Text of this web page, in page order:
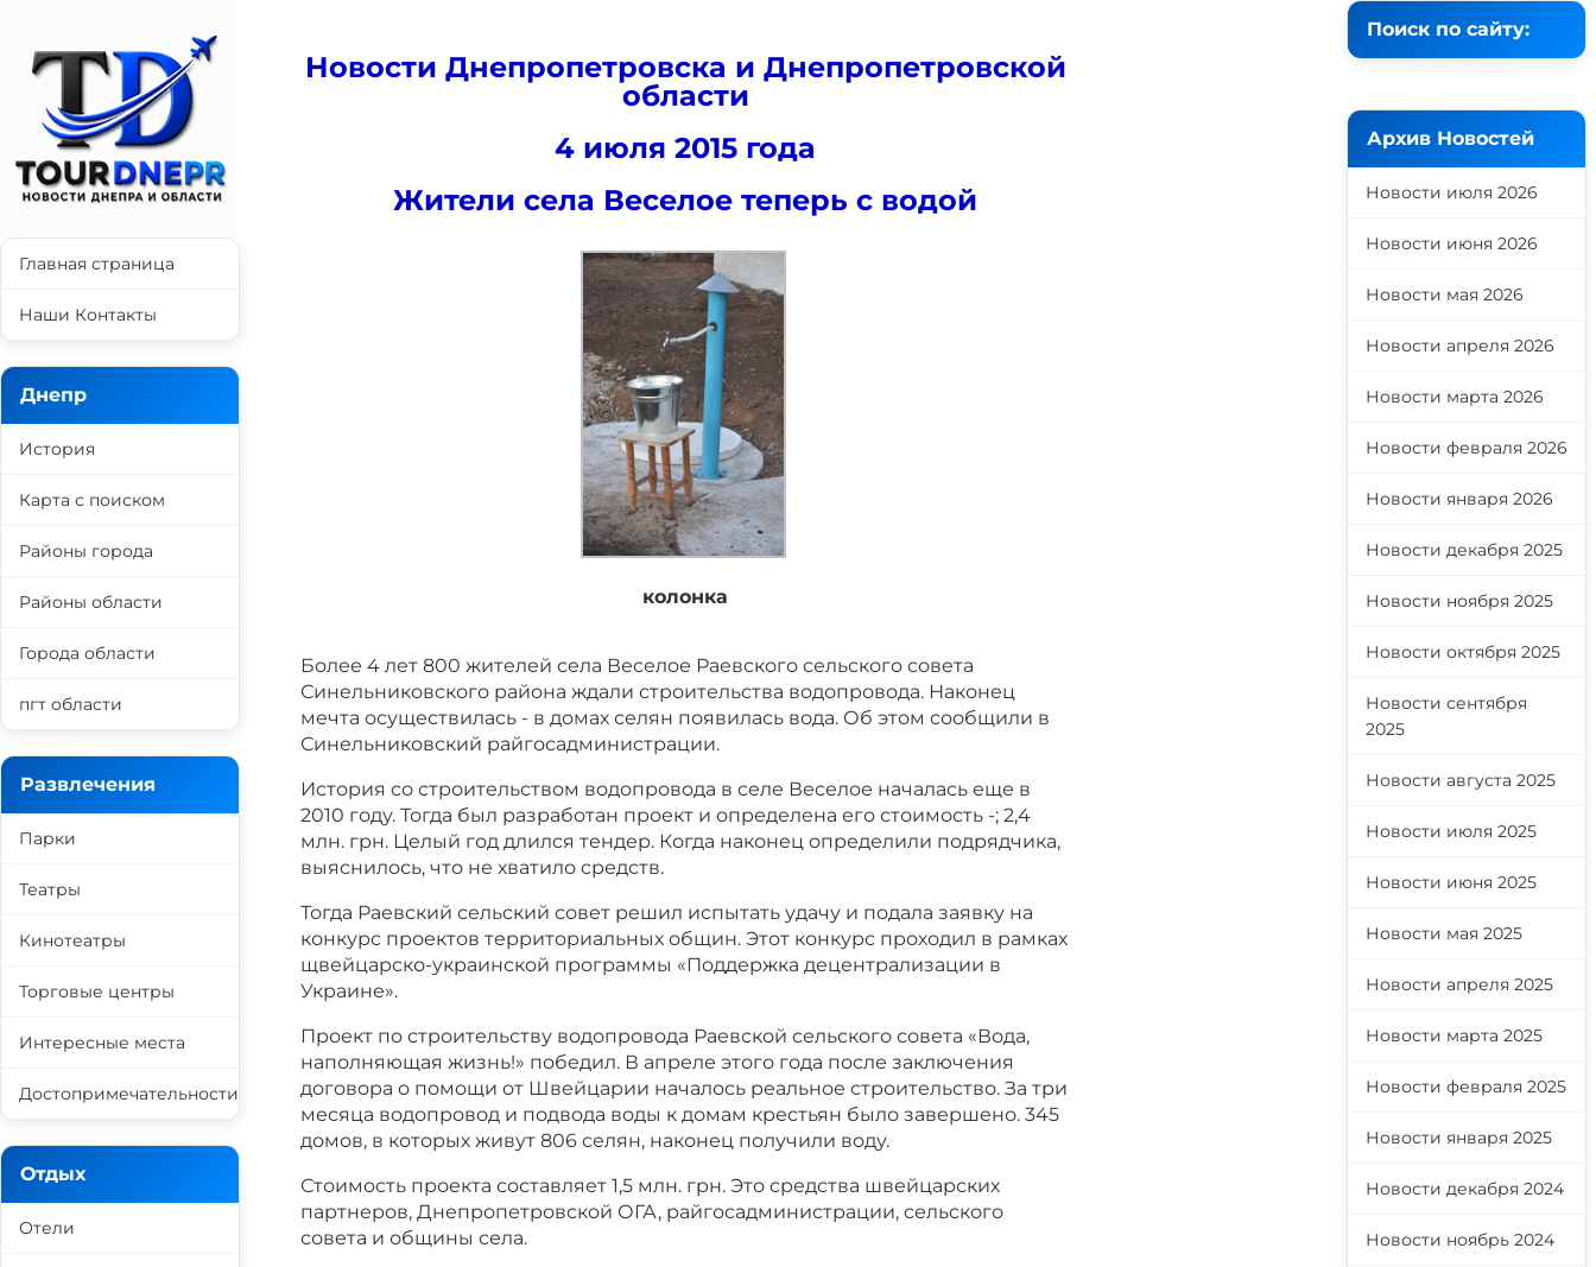
Новости Днепропетровска и Днепропетровской
области
4 июля 2015 года
Жители села Веселое теперь с водой
колонка
Более 4 лет 800 жителей села Веселое Раевского сельского совета
Синельниковского района ждали строительства водопровода. Наконец
мечта осуществилась - в домах селян появилась вода. Об этом сообщили в
Синельниковский райгосадминистрации.
История со строительством водопровода в селе Веселое началась еще в
2010 году. Тогда был разработан проект и определена его стоимость -; 2,4
млн. грн. Целый год длился тендер. Когда наконец определили подрядчика,
выяснилось, что не хватило средств.
Тогда Раевский сельский совет решил испытать удачу и подала заявку на
конкурс проектов территориальных общин. Этот конкурс проходил в рамках
щвейцарско-украинской программы «Поддержка децентрализации в
Украине».
Проект по строительству водопровода Раевской сельского совета «Вода,
наполняющая жизнь!» победил. В апреле этого года после заключения
договора о помощи от Швейцарии началось реальное строительство. За три
месяца водопровод и подвода воды к домам крестьян было завершено. 345
домов, в которых живут 806 селян, наконец получили воду.
Стоимость проекта составляет 1,5 млн. грн. Это средства швейцарских
партнеров, Днепропетровской ОГА, райгосадминистрации, сельского
совета и общины села.
Главная страница
Наши Контакты
Днепр
История
Карта с поиском
Районы города
Районы области
Города области
пгт области
Развлечения
Парки
Театры
Кинотеатры
Торговые центры
Интересные места
Достопримечательности
Отдых
Отели
Поиск по сайту:
Архив Новостей
Новости июля 2026
Новости июня 2026
Новости мая 2026
Новости апреля 2026
Новости марта 2026
Новости февраля 2026
Новости января 2026
Новости декабря 2025
Новости ноября 2025
Новости октября 2025
Новости сентября
2025
Новости августа 2025
Новости июля 2025
Новости июня 2025
Новости мая 2025
Новости апреля 2025
Новости марта 2025
Новости февраля 2025
Новости января 2025
Новости декабря 2024
Новости ноябрь 2024